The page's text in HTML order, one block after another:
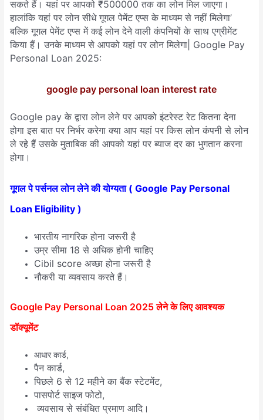
सकते हैं। यहां पर आपको ₹500000 तक का लोन मिल जाएगा।
हालांकि यहां पर लोन सीधे गूगल पेमेंट एप्स के माध्यम से नहीं मिलेगा’
बल्कि गूगल पेमेंट एप्स में कई लोन देने वाली कंपनियों के साथ एग्रीमेंट
किया हैं। उनके माध्यम से आपको यहां पर लोन मिलेगा| Google Pay
Personal Loan 2025:
google pay personal loan interest rate
Google pay के द्वारा लोन लेने पर आपको इंटरेस्ट रेट कितना देना
होगा इस बात पर निर्भर करेगा क्या आप यहां पर किस लोन कंपनी से लोन
ले रहे हैं उसके मुताबिक की आपको यहां पर ब्याज दर का भुगतान करना
होगा।
गूगल पे पर्सनल लोन लेने की योग्यता ( Google Pay Personal
Loan Eligibility )
भारतीय नागरिक होना जरूरी है
उम्र सीमा 18 से अधिक होनी चाहिए
Cibil score अच्छा होना जरूरी है
नौकरी या व्यवसाय करते हैं।
Google Pay Personal Loan 2025 लेने के लिए आवश्यक
डॉक्यूमेंट
आधार कार्ड,
पैन कार्ड,
पिछले 6 से 12 महीने का बैंक स्टेटमेंट,
पासपोर्ट साइज फोटो,
व्यवसाय से संबंधित प्रमाण आदि।